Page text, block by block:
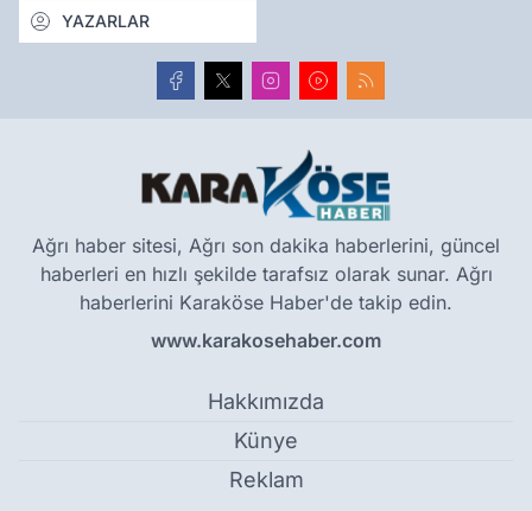
YAZARLAR
Ağrı haber sitesi, Ağrı son dakika haberlerini, güncel
haberleri en hızlı şekilde tarafsız olarak sunar. Ağrı
haberlerini Karaköse Haber'de takip edin.
www.karakosehaber.com
Hakkımızda
Künye
Reklam